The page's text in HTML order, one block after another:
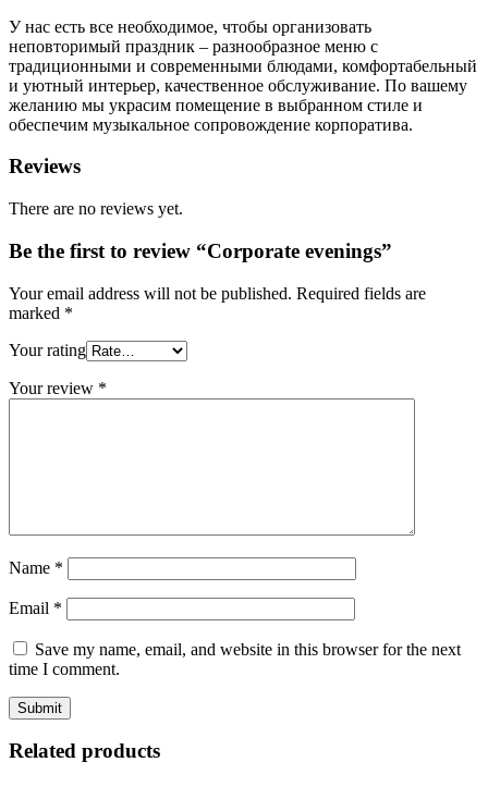
У нас есть все необходимое, чтобы организовать
неповторимый праздник – разнообразное меню с
традиционными и современными блюдами, комфортабельный
и уютный интерьер, качественное обслуживание. По вашему
желанию мы украсим помещение в выбранном стиле и
обеспечим музыкальное сопровождение корпоратива.
Reviews
There are no reviews yet.
Be the first to review “Corporate evenings”
Your email address will not be published. Required fields are
marked *
Your rating
Your review *
Name *
Email *
Save my name, email, and website in this browser for the next
time I comment.
Related products